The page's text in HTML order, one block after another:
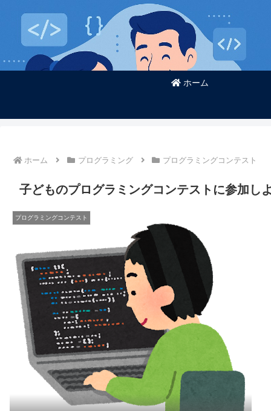
ホーム
ホーム プログラミング プログラミングコンテスト
子どものプログラミングコンテストに参加し
プログラミングコンテスト